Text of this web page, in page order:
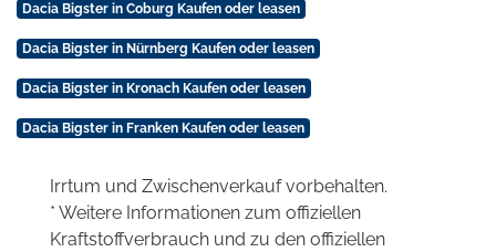
Dacia Bigster in Coburg Kaufen oder leasen
Dacia Bigster in Nürnberg Kaufen oder leasen
Dacia Bigster in Kronach Kaufen oder leasen
Dacia Bigster in Franken Kaufen oder leasen
Irrtum und Zwischenverkauf vorbehalten.
* Weitere Informationen zum offiziellen
Kraftstoffverbrauch und zu den offiziellen